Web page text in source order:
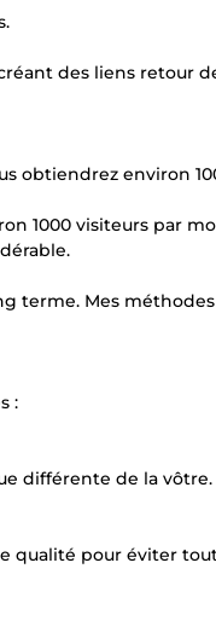
des liens retour
obtiendrez environ
1000 visiteurs par
terme. Mes
:
différente de la vôtre.
qualité pour éviter